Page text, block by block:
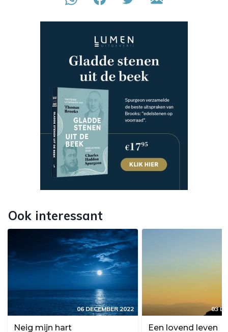
Ook interessant
06 DECEMBER 2022
Neig mijn hart
03
Een lovend leven